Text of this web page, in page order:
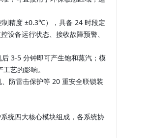
制精度 ±0.3℃），具备 24 时段定
设备运行状态、接收故障预警、
3-5 分钟即可产生饱和蒸汽；模
艺的影响。
防雷击保护等 20 重安全联锁装
统四大核心模块组成，各系统协